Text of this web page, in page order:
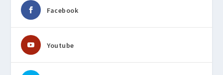
Facebook
Youtube